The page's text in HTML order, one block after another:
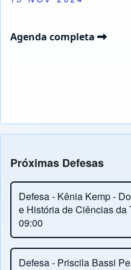
Agenda completa
Próximas Defesas
Defesa - Kênia Kemp - Doutorado - PPG Ensino
e História de Ciências da
09:00
Close or Open tab vvja-
Orientação:
Ronaldo
Defesa - Priscila Bassi Penteado - Doutorado -
Close or Open tab vvja-